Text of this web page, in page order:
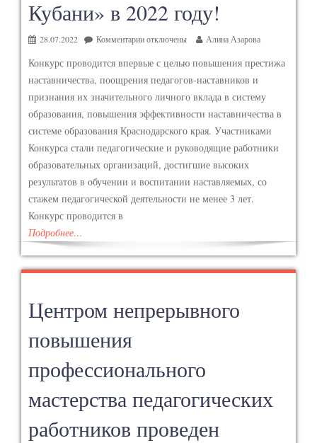
Кубани» в 2022 году!
28.07.2022 Комментарииотключены Алина Азарова
Конкурс проводится впервые с целью повышения престижа
наставничества, поощрения педагогов-наставников и
признания их значительного личного вклада в систему
образования, повышения эффективности наставничества в
системе образования Краснодарского края. Участниками
Конкурса стали педагогические и руководящие работники
образовательных организаций, достигшие высоких
результатов в обучении и воспитании наставляемых, со
стажем педагогической деятельности не менее 3 лет.
Конкурс проводится в
Подробнее…
Центром непрерывного
повышения
профессионального
мастерства педагогических
работников проведен